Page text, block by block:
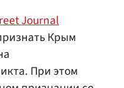
Journal
Крым
При этом